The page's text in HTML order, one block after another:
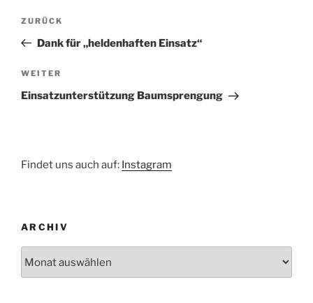
Beitragsnavigation
Vorheriger
Beitrag
ZURÜCK
Dank für „heldenhaften Einsatz“
Nächster
Beitrag
WEITER
Einsatzunterstützung Baumsprengung
Findet uns auch auf: Instagram
ARCHIV